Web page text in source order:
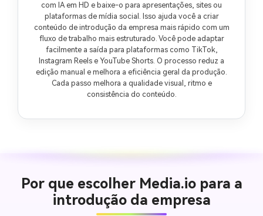
com IA em HD e baixe-o para apresentações, sites ou
plataformas de mídia social. Isso ajuda você a criar
conteúdo de introdução da empresa mais rápido com um
fluxo de trabalho mais estruturado. Você pode adaptar
facilmente a saída para plataformas como TikTok,
Instagram Reels e YouTube Shorts. O processo reduz a
edição manual e melhora a eficiência geral da produção.
Cada passo melhora a qualidade visual, ritmo e
consistência do conteúdo.
Por que escolher Media.io para a
introdução da empresa